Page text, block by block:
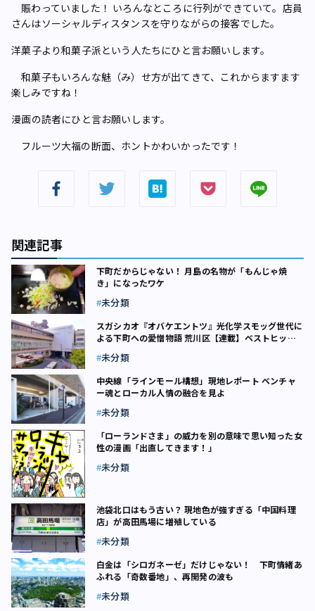
賑わっていました！ いろんなところに行列ができていて。店員
さんはソーシャルディスタンスを守りながらの接客でした。
――洋菓子より和菓子派という人たちにひと言お願いします。
和菓子もいろんな魅（み）せ方が出てきて、これからますます
楽しみですね！
――漫画の読者にひと言お願いします。
フルーツ大福の断面、ホントかわいかったです！
関連記事
下町だからじゃない！ 月島の名物が「もんじゃ焼
き」になったワケ
未分類
スガシカオ『オバケエントツ』――光化学スモッグ世代に
よる下町への愛憎物語 荒川区【連載】ベストヒット
未分類
中央線「ラインモール構想」現地レポート ベンチャ
ー魂とローカル人情の融合を見よ
未分類
「ローランドさま」の威力を別の意味で思い知った女
性の漫画「出直してきます！」
未分類
池袋北口はもう古い？ 現地色が強すぎる「中国料理
店」が高田馬場に増殖している
未分類
白金は「シロガネーゼ」だけじゃない！ 下町情緒あ
ふれる「奇数番地」、再開発の波も
未分類